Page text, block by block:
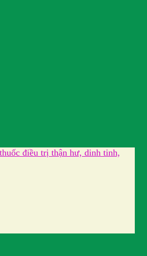
điều trị thận hư, dinh tinh,